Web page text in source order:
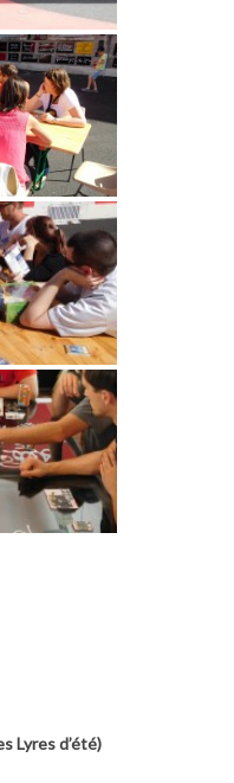
Lyres d’été)